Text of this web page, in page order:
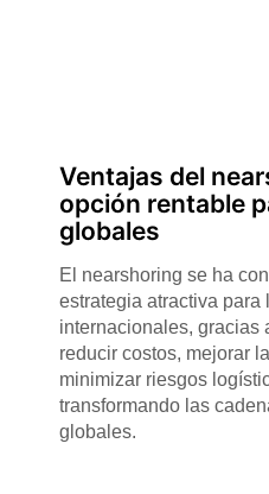
Ventajas del
opción rentable
globales
El nearshoring se ha
estrategia atractiva para
internacionales, gracias
reducir costos, mejorar
minimizar riesgos
transformando las
globales.